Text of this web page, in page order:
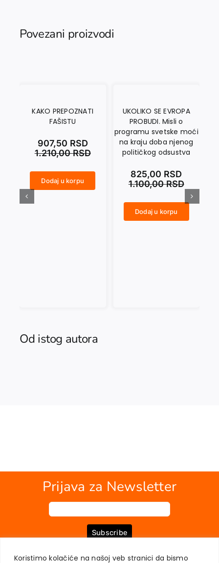
Koristimo kolačiće na našoj veb stranici da bismo
Povezani proizvodi
KAKO PREPOZNATI
FAŠISTU
1.210,00RSD
907,50 RSD
Dodaj u korpu
UKOLIKO SE EVROPA
PROBUDI. Misli o
programu svetske moći
na kraju doba njenog
političkog odsustva
1.100,00RSD
825,00 RSD
Dodaj u korpu
Od istog autora
Prijava za Newsletter
Subscribe